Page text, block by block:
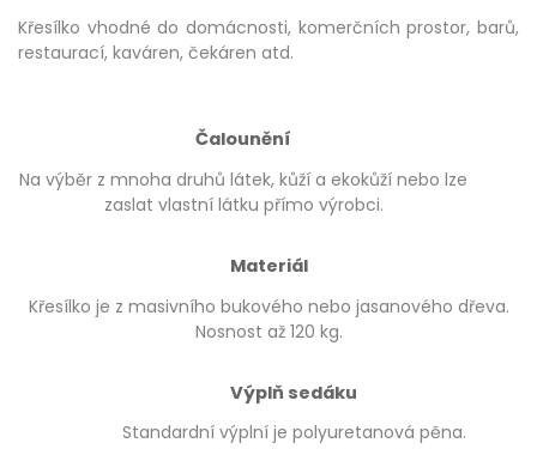
Křesílko vhodné do domácnosti, komerčních prostor, barů,
restaurací, kaváren, čekáren atd.
Čalounění
Na výběr z mnoha druhů látek, kůží a ekokůží nebo lze
zaslat vlastní látku přímo výrobci.
Materiál
Křesílko je z masivního bukového nebo jasanového dřeva.
Nosnost až 120 kg.
Výplň sedáku
Standardní výplní je polyuretanová pěna.